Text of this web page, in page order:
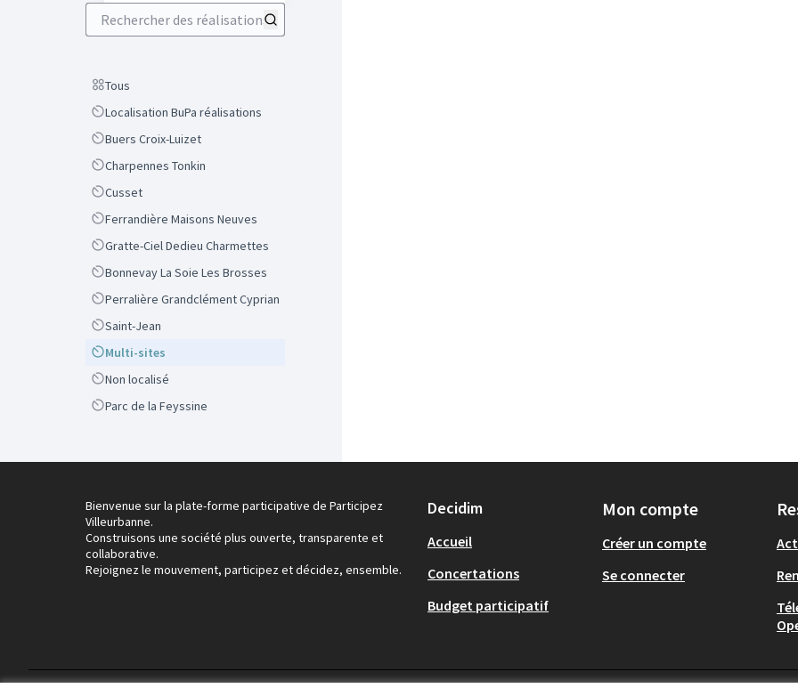
Rechercher des réalisations
Scope
Tous
ScopeLocalisation BuPa réalisations
ScopeBuers Croix-Luizet
ScopeCharpennes Tonkin
ScopeCusset
ScopeFerrandière Maisons Neuves
ScopeGratte-Ciel Dedieu Charmettes
ScopeBonnevay La Soie Les Brosses
ScopePerralière Grandclément Cyprian
ScopeSaint-Jean
ScopeMulti-sites
ScopeNon localisé
ScopeParc de la Feyssine
Bienvenue sur la plate-forme participative de Participez
Villeurbanne.
Construisons une société plus ouverte, transparente et
collaborative.
Rejoignez le mouvement, participez et décidez, ensemble.
Decidim
Accueil
Concertations
Budget participatif
Mon compte
Créer un compte
Se connecter